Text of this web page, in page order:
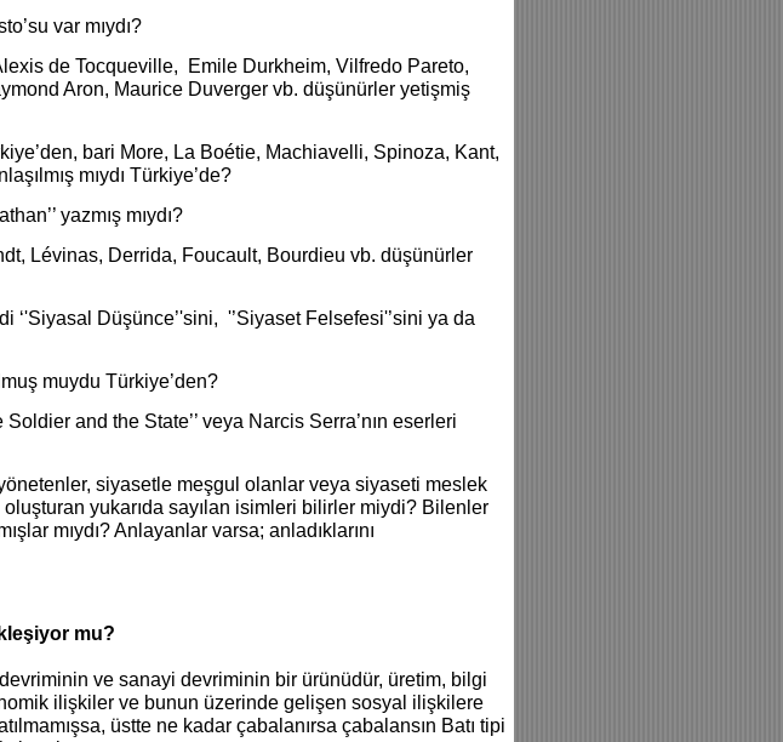
var mıydı?
de Tocqueville, Emile Durkheim, Vilfredo Pareto,
Aron, Maurice Duverger vb. düşünürler yetişmiş
bari More, La Boétie, Machiavelli, Spinoza, Kant,
mıydı Türkiye’de?
yazmış mıydı?
Lévinas, Derrida, Foucault, Bourdieu vb. düşünürler
‘'Siyasal Düşünce’'sini, '’Siyaset Felsefesi'’sini ya da
muydu Türkiye’den?
and the State’’ veya Narcis Serra’nın eserleri
siyasetle meşgul olanlar veya siyaseti meslek
yukarıda sayılan isimleri bilirler miydi? Bilenler
mıydı? Anlayanlar varsa; anladıklarını
mu?
ve sanayi devriminin bir ürünüdür, üretim, bilgi
ilişkiler ve bunun üzerinde gelişen sosyal ilişkilere
üstte ne kadar çabalanırsa çabalansın Batı tipi